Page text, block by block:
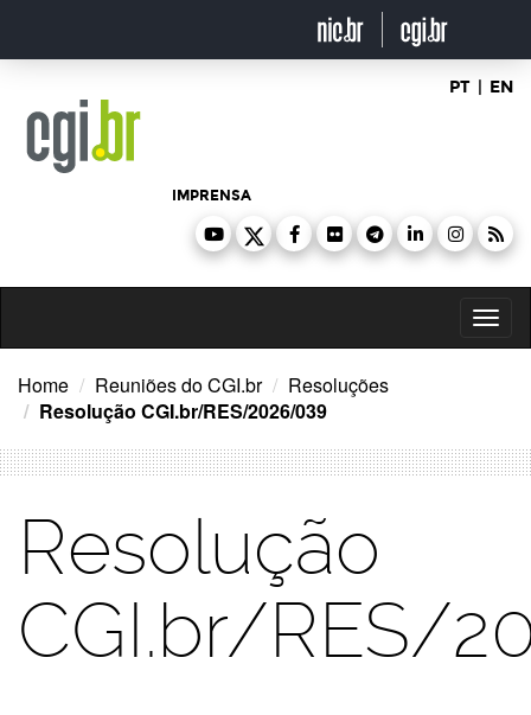
o
PT | EN
IMPRENSA
Home Reuniões do CGI.br
Resoluções
Resolução CGI.br/RES/2026/039
Resolução
CGI.br/RES/